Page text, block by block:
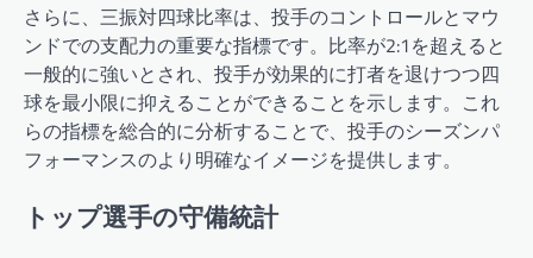
さらに、三振対四球比率は、投手のコントロールとマウ
ンドでの支配力の重要な指標です。比率が2:1を超えると
一般的に強いとされ、投手が効果的に打者を退けつつ四
球を最小限に抑えることができることを示します。これ
らの指標を総合的に分析することで、投手のシーズンパ
フォーマンスのより明確なイメージを提供します。
トップ選手の守備統計